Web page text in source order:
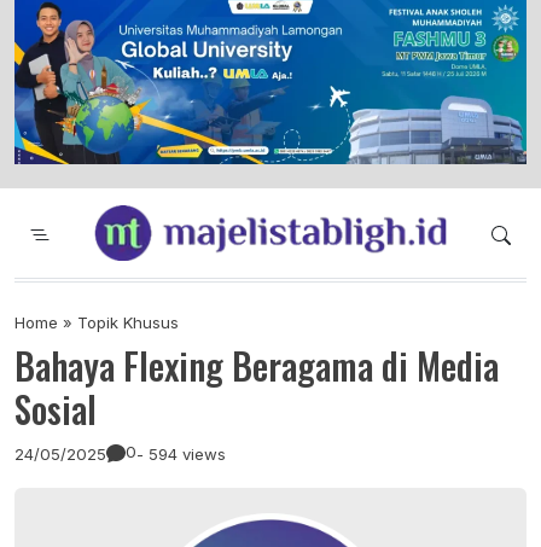
Majelis Tabligh Muhammadiyah
Syiar Dakwah Islam Berkemajuan dan
Home » Topik Khusus
Bahaya Flexing Beragama di Media
Sosial
24/05/2025 0- 594 views